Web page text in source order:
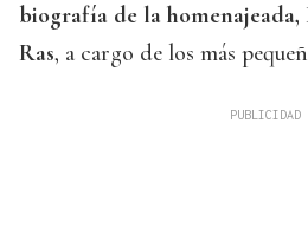
biografía de la homenajeada,
Ras, a cargo de los más